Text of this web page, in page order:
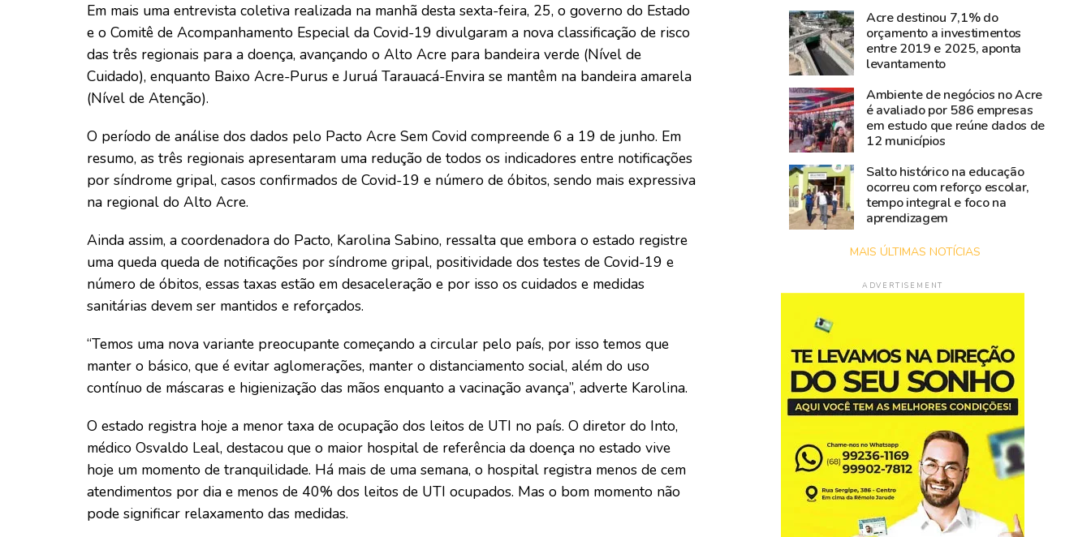
Em mais uma entrevista coletiva realizada na manhã desta sexta-feira, 25, o governo do Estado
e o Comitê de Acompanhamento Especial da Covid-19 divulgaram a nova classificação de risco
das três regionais para a doença, avançando o Alto Acre para bandeira verde (Nível de
Cuidado), enquanto Baixo Acre-Purus e Juruá Tarauacá-Envira se mantêm na bandeira amarela
(Nível de Atenção).
O período de análise dos dados pelo Pacto Acre Sem Covid compreende 6 a 19 de junho. Em
resumo, as três regionais apresentaram uma redução de todos os indicadores entre notificações
por síndrome gripal, casos confirmados de Covid-19 e número de óbitos, sendo mais expressiva
na regional do Alto Acre.
Ainda assim, a coordenadora do Pacto, Karolina Sabino, ressalta que embora o estado registre
uma queda queda de notificações por síndrome gripal, positividade dos testes de Covid-19 e
número de óbitos, essas taxas estão em desaceleração e por isso os cuidados e medidas
sanitárias devem ser mantidos e reforçados.
“Temos uma nova variante preocupante começando a circular pelo país, por isso temos que
manter o básico, que é evitar aglomerações, manter o distanciamento social, além do uso
contínuo de máscaras e higienização das mãos enquanto a vacinação avança”, adverte Karolina.
O estado registra hoje a menor taxa de ocupação dos leitos de UTI no país. O diretor do Into,
médico Osvaldo Leal, destacou que o maior hospital de referência da doença no estado vive
hoje um momento de tranquilidade. Há mais de uma semana, o hospital registra menos de cem
atendimentos por dia e menos de 40% dos leitos de UTI ocupados. Mas o bom momento não
pode significar relaxamento das medidas.
sucesso
da
Expoacre
2026
empreendedorismo
amazônico
Acre destinou 7,1% do
orçamento a investimentos
entre 2019 e 2025, aponta
levantamento
Ambiente de negócios no Acre
é avaliado por 586 empresas
em estudo que reúne dados de
12 municípios
Salto histórico na educação
ocorreu com reforço escolar,
tempo integral e foco na
aprendizagem
MAIS ÚLTIMAS NOTÍCIAS
ADVERTISEMENT